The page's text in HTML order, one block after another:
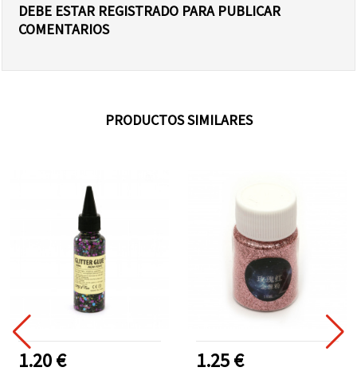
DEBE ESTAR REGISTRADO PARA PUBLICAR
COMENTARIOS
PRODUCTOS SIMILARES
1.20 € 1.25 €